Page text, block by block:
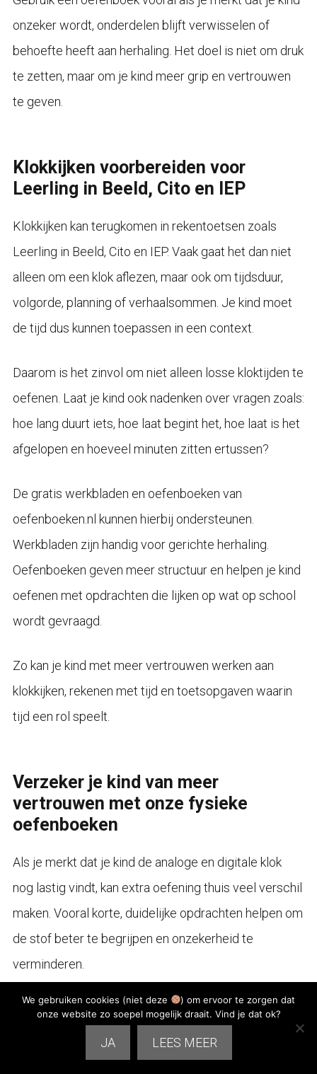
onzeker wordt, onderdelen blijft verwisselen of
behoefte heeft aan herhaling. Het doel is niet om druk
te zetten, maar om je kind meer grip en vertrouwen
te geven.
Klokkijken voorbereiden voor
Leerling in Beeld, Cito en IEP
Klokkijken kan terugkomen in rekentoetsen zoals
Leerling in Beeld, Cito en IEP. Vaak gaat het dan niet
alleen om een klok aflezen, maar ook om tijdsduur,
volgorde, planning of verhaalsommen. Je kind moet
de tijd dus kunnen toepassen in een context.
Daarom is het zinvol om niet alleen losse kloktijden te
oefenen. Laat je kind ook nadenken over vragen zoals:
hoe lang duurt iets, hoe laat begint het, hoe laat is het
afgelopen en hoeveel minuten zitten ertussen?
De gratis werkbladen en oefenboeken van
oefenboeken.nl kunnen hierbij ondersteunen.
Werkbladen zijn handig voor gerichte herhaling.
Oefenboeken geven meer structuur en helpen je kind
oefenen met opdrachten die lijken op wat op school
wordt gevraagd.
Zo kan je kind met meer vertrouwen werken aan
klokkijken, rekenen met tijd en toetsopgaven waarin
tijd een rol speelt.
Verzeker je kind van meer
vertrouwen met onze fysieke
oefenboeken
Als je merkt dat je kind de analoge en digitale klok
nog lastig vindt, kan extra oefening thuis veel verschil
maken. Vooral korte, duidelijke opdrachten helpen om
de stof beter te begrijpen en onzekerheid te
verminderen.
Met de oefenboeken van oefenboeken.nl oefent je
kind stap voor stap met rekenen, klokkijken, tijdsduur
en andere belangrijke basisschoolvaardigheden. De
We gebruiken cookies (niet deze
) om ervoor te zorgen dat
onze website zo soepel mogelijk draait. Vind je dat ok?
JA LEES MEER